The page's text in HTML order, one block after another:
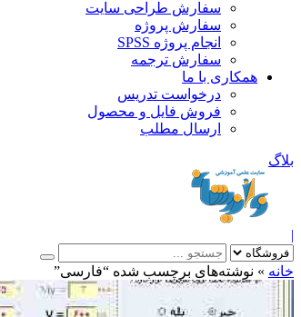
سفارش طراحی سایت
سفارش پروژه
انجام پروژه SPSS
سفارش ترجمه
همکاری با ما
درخواست تدریس
فروش فایل و محصول
ارسال مطلب
بلاگ
|
خانه » نوشته‌های برچسب شده “فارسی”